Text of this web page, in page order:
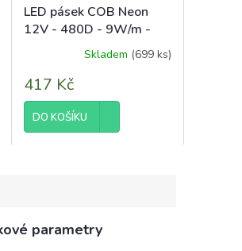
LED pásek COB Neon
12V - 480D - 9W/m -
IP67 - 990lm - 5m -
Skladem (699 ks)
417 Kč
DO KOŠÍKU
parametry